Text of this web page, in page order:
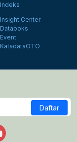
Indeks
Insight Center
Databoks
Event
KatadataOTO
Daftar
X
us on Instagram
Follow us on